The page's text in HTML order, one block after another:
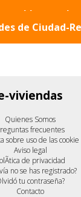
en
de Ciudad-
viviendas
Quienes Somos
frecuentes
sobre uso de las cookie
Aviso legal
de privacidad
no se has registrado?
tu contraseña?
Contacto